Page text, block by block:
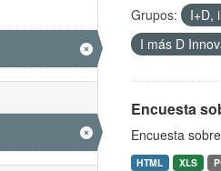
Grupos: I+D,
I más D
Encuesta
Encuesta
HTML XLS